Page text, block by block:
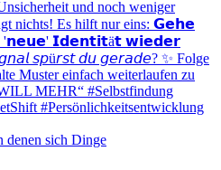
denen sich Dinge